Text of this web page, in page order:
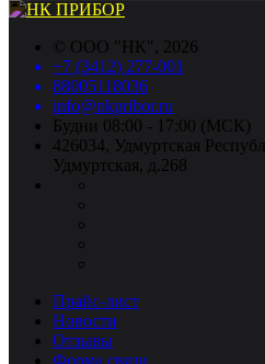
© ООО "НК", 2026
+7 (3412) 277-001
88005118036
info@nkpribor.ru
Будни 08:00 - 17:00 (МСК)
426034, Удмуртская
Удмуртская, д.268
Прайс-лист
Новости
Отзывы
Форма связи